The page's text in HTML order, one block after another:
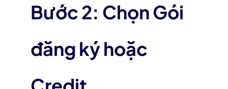
Bước 2: Chọn Gói
đăng ký hoặc